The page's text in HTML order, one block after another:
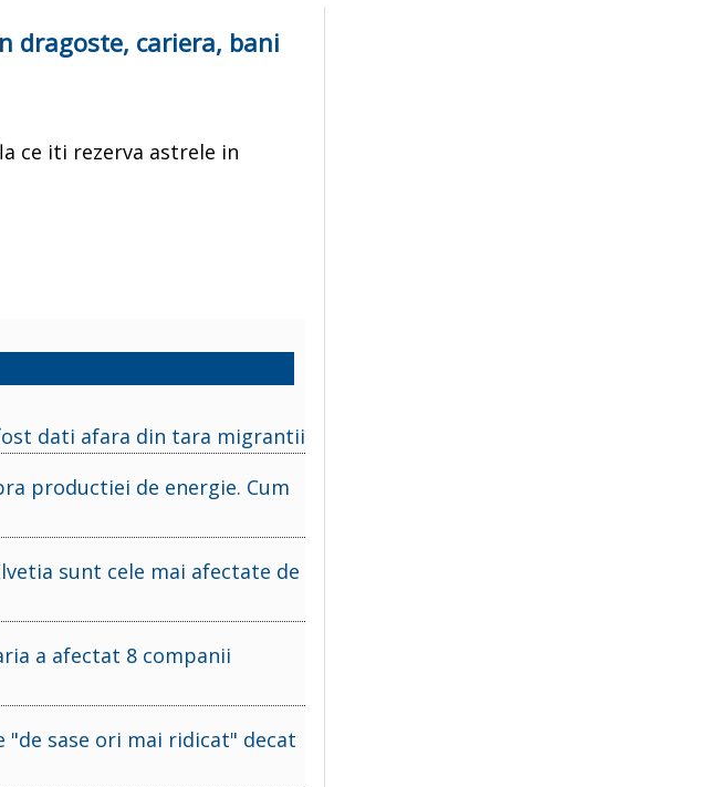
dragoste, cariera, bani
ce iti rezerva astrele in
dati afara din tara migrantii
productiei de energie. Cum
sunt cele mai afectate de
a afectat 8 companii
sase ori mai ridicat" decat